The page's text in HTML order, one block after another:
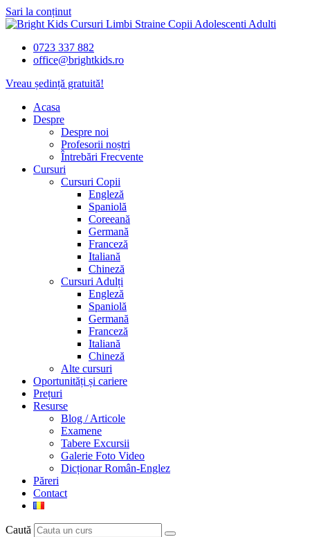
Sari la conținut
0723 337 882
office@brightkids.ro
Vreau ședință gratuită!
Acasa
Despre
Despre noi
Profesorii noștri
Întrebări Frecvente
Cursuri
Cursuri Copii
Engleză
Spaniolă
Coreeană
Germană
Franceză
Italiană
Chineză
Cursuri Adulți
Engleză
Spaniolă
Germană
Franceză
Italiană
Chineză
Alte cursuri
Oportunități și cariere
Prețuri
Resurse
Blog / Articole
Examene
Tabere Excursii
Galerie Foto Video
Dicționar Român-Englez
Păreri
Contact
Caută